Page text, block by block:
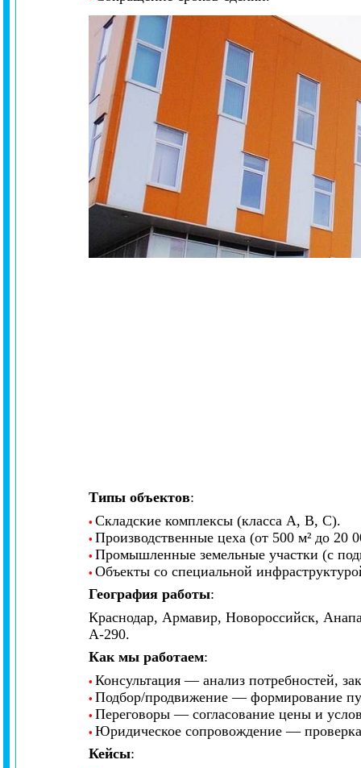
Типы объектов:
• Складские комплексы (класса A, B, C).
• Производственные цеха (от 500 м² до 20
• Промышленные земельные участки (с
• Объекты со специальной
География работы:
Краснодар, Армавир, Новороссийск,
А-290.
Как мы работаем:
• Консультация — анализ потребностей,
• Подбор/продвижение — формирование
• Переговоры — согласование цены и
• Юридическое сопровождение — проверка
Кейсы: